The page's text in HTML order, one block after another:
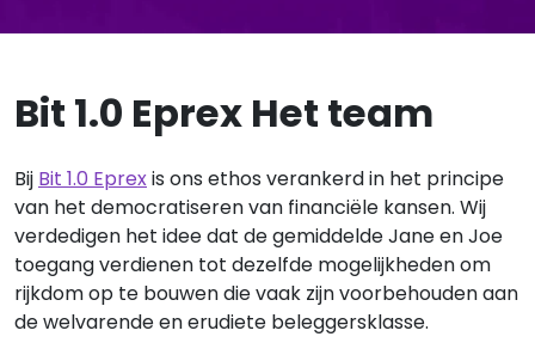
Bit 1.0 Eprex Het team
Bij Bit 1.0 Eprexis ons ethos verankerd in het principe
van het democratiseren van financiële kansen. Wij
verdedigen het idee dat de gemiddelde Jane en Joe
toegang verdienen tot dezelfde mogelijkheden om
rijkdom op te bouwen die vaak zijn voorbehouden aan
de welvarende en erudiete beleggersklasse.